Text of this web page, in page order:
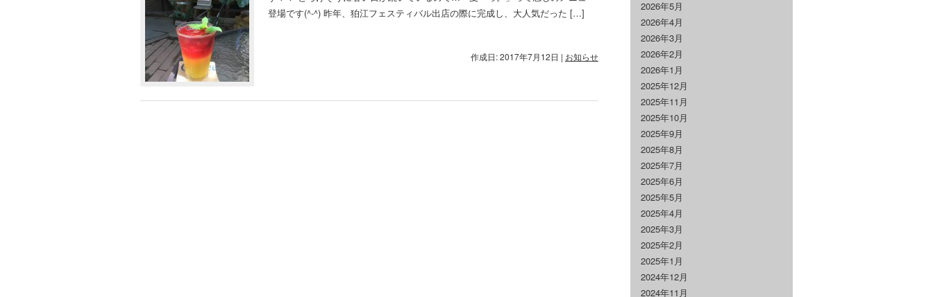
登場です(^-^) 昨年、狛江フェスティバル出店の際に完成し、大人気だった […]
作成日: 2017年7月12日 | お知らせ
2026年5月
2026年4月
2026年3月
2026年2月
2026年1月
2025年12月
2025年11月
2025年10月
2025年9月
2025年8月
2025年7月
2025年6月
2025年5月
2025年4月
2025年3月
2025年2月
2025年1月
2024年12月
2024年11月